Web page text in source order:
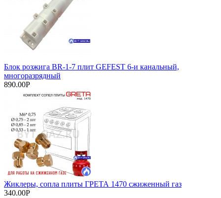
Блок розжига BR-1-7 плит GEFEST 6-и канальный,
многоразрядный
890.00Р
Жиклеры, сопла плиты ГРЕТА 1470 сжиженный газ
340.00Р